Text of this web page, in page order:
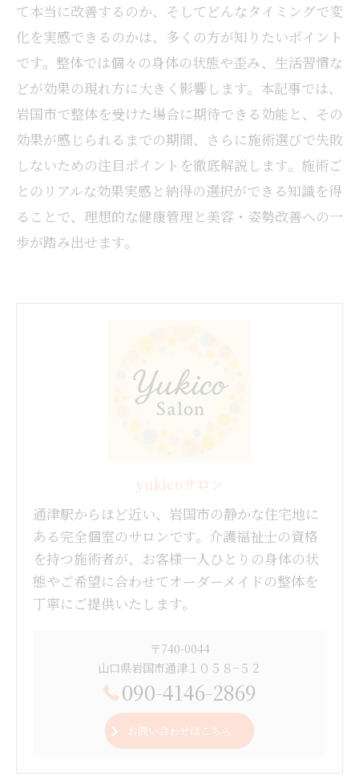
て本当に改善するのか、そしてどんなタイミングで変
化を実感できるのかは、多くの方が知りたいポイント
です。整体では個々の身体の状態や歪み、生活習慣な
どが効果の現れ方に大きく影響します。本記事では、
岩国市で整体を受けた場合に期待できる効能と、その
効果が感じられるまでの期間、さらに施術選びで失敗
しないための注目ポイントを徹底解説します。施術ご
とのリアルな効果実感と納得の選択ができる知識を得
ることで、理想的な健康管理と美容・姿勢改善への一
歩が踏み出せます。
yukicoサロン
通津駅からほど近い、岩国市の静かな住宅地に
ある完全個室のサロンです。介護福祉士の資格
を持つ施術者が、お客様一人ひとりの身体の状
態やご希望に合わせてオーダーメイドの整体を
丁寧にご提供いたします。
〒740-0044
山口県岩国市通津１０５８−５２
090-4146-2869
お問い合わせはこちら